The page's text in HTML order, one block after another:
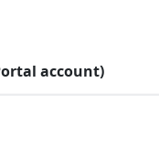
account)